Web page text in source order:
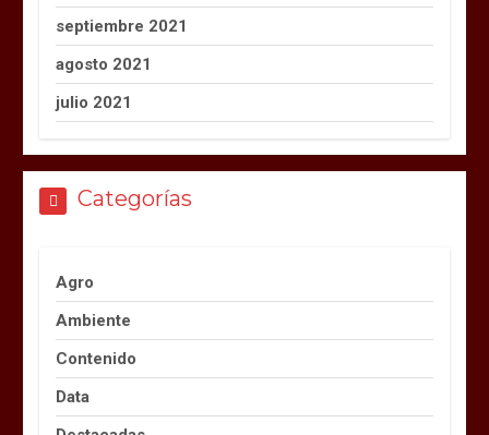
septiembre 2021
agosto 2021
julio 2021
Categorías
Agro
Ambiente
Contenido
Data